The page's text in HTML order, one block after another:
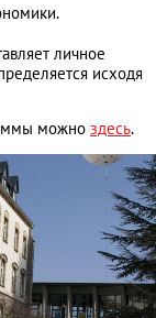
личное
исходя
можно здесь.